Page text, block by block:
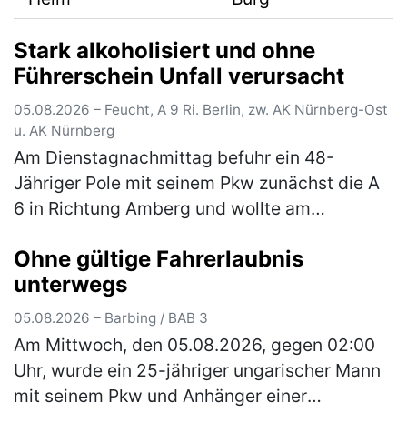
Stark alkoholisiert und ohne
Führerschein Unfall verursacht
05.08.2026 – Feucht, A 9 Ri. Berlin, zw. AK Nürnberg-Ost
u. AK Nürnberg
Am Dienstagnachmittag befuhr ein 48-
Jähriger Pole mit seinem Pkw zunächst die A
6 in Richtung Amberg und wollte am
Richtung Berlin wechseln. Auf der rechten
Sp…(mehr)
Ohne gültige Fahrerlaubnis
unterwegs
05.08.2026 – Barbing / BAB 3
Am Mittwoch, den 05.08.2026, gegen 02:00
Uhr, wurde ein 25-jähriger ungarischer Mann
mit seinem Pkw und Anhänger einer